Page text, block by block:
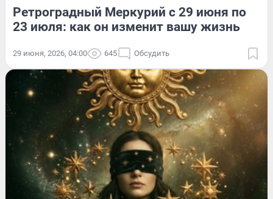
Ретроградный Меркурий с 29 июня по
23 июля: как он изменит вашу жизнь
29 июня, 2026, 04:00 645 Обсудить